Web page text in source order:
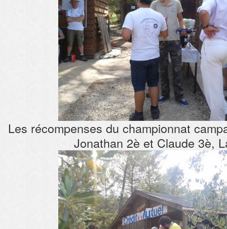
Les récompenses du championnat
Jonathan 2è et Claude 3è,